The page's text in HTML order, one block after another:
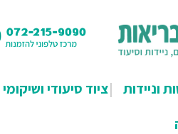
וניידות ציוד סיעודי ושיקומי